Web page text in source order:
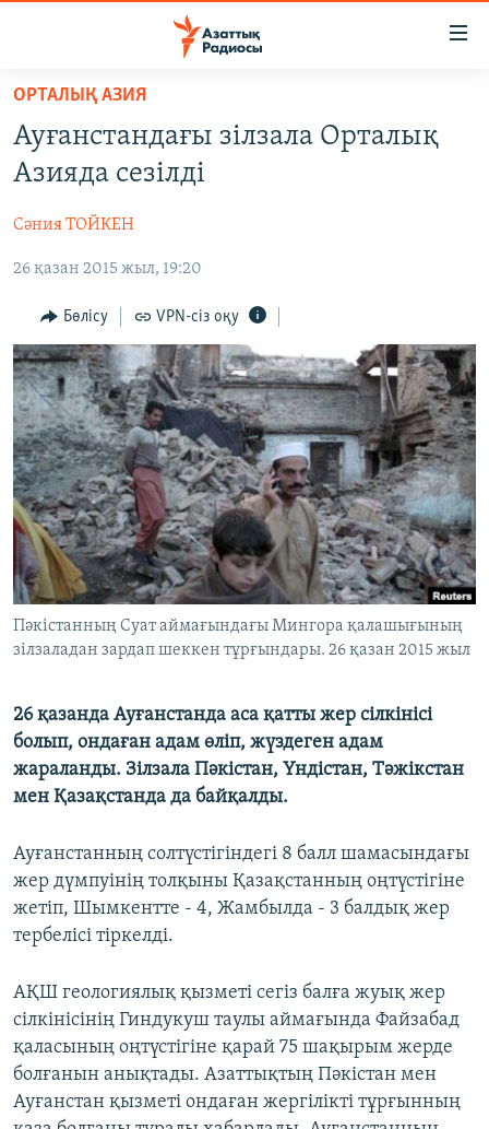
Skip
main
content
to
Navigation
Search
САЯСАТ
ҚАҢТАР ОҚИҒАСЫ
АДАМ ҚҰҚЫҚТАРЫ
ӘЛЕУМЕТ
ӘЛЕМ
АРНАЙЫ ЖОБАЛАР
Русский
ЖАЗЫЛЫҢЫЗ
Басқа тілдерде
ОРТАЛЫҚ АЗИЯ
Ауғанстандағы зілзала Орталық
Азияда сезілді
Сәния ТОЙКЕН
26 қазан 2015 жыл, 19:20
Бөлісу VPN-сіз оқу
Пәкістанның Суат аймағындағы Мингора қалашығының
зілзаладан зардап шеккен тұрғындары. 26 қазан 2015 жыл
26 қазанда Ауғанстанда аса қатты жер сілкінісі
болып, ондаған адам өліп, жүздеген адам
жараланды. Зілзала Пәкістан, Үндістан, Тәжікстан
мен Қазақстанда да байқалды.
Ауғанстанның солтүстігіндегі 8 балл шамасындағы
жер дүмпуінің толқыны Қазақстанның оңтүстігіне
жетіп, Шымкентте - 4, Жамбылда - 3 балдық жер
тербелісі тіркелді.
АҚШ геологиялық қызметі сегіз балға жуық жер
сілкінісінің Гиндукуш таулы аймағында Файзабад
қаласының оңтүстігіне қарай 75 шақырым жерде
болғанын анықтады. Азаттықтың Пәкістан мен
Ауғанстан қызметі ондаған жергілікті тұрғынның